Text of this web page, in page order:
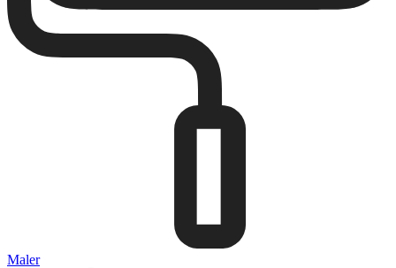
Maler